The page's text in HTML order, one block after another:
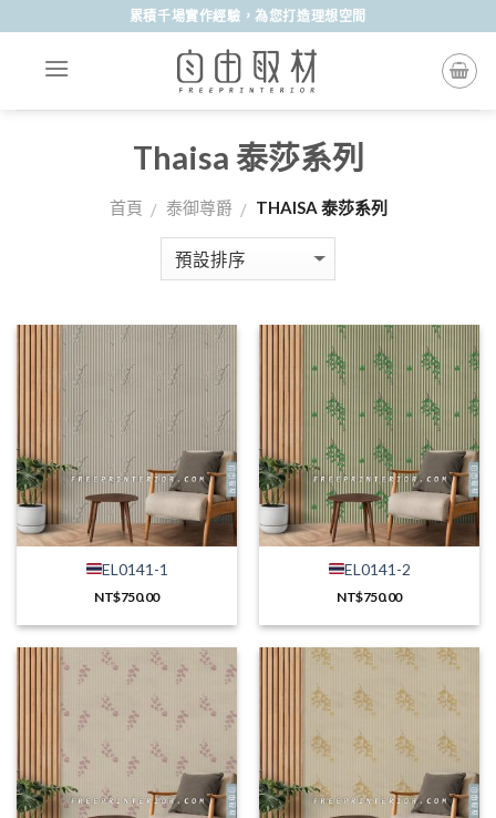
content
累積千場實作經驗，為您打造理想空間
Thaisa 泰莎系列
首頁 / 泰御尊爵 / THAISA 泰莎系列
EL0141-1
NT$750.00
EL0141-2
NT$750.00